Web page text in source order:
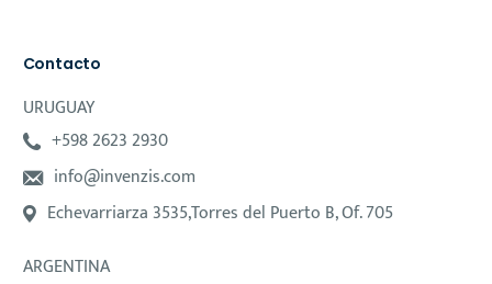
Contacto
URUGUAY
+598 2623 2930
info@invenzis.com
Echevarriarza 3535,Torres del Puerto B, Of. 705
ARGENTINA